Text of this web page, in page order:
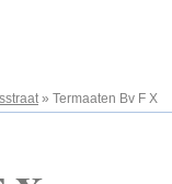
» Termaaten Bv F X